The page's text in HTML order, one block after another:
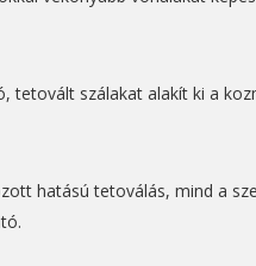
tetovált szálakat alakít ki a
hatású tetoválás, mind a